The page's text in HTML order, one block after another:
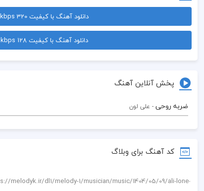
کی چی بشه ، بی عاطفه
فکر کردی چی بارته
یکی مثل من زیادته
کاش میدونستی تواین چند سال
دله تنگم همش بیادته
...
...
دانلود آهنگ با کیفیت 320 kbps
دانلود آهنگ با کیفیت 128 kbps
پخش آنلاین آهنگ
ضربه روحی - علی لون
کد آهنگ برای وبلاگ